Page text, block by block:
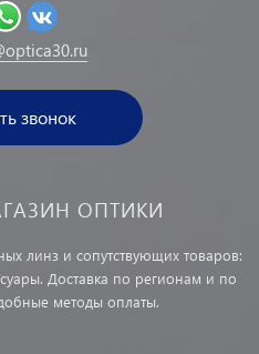
звонок
ОПТИКИ
линз и сопутствующих товаров:
Доставка по регионам и по
методы оплаты.